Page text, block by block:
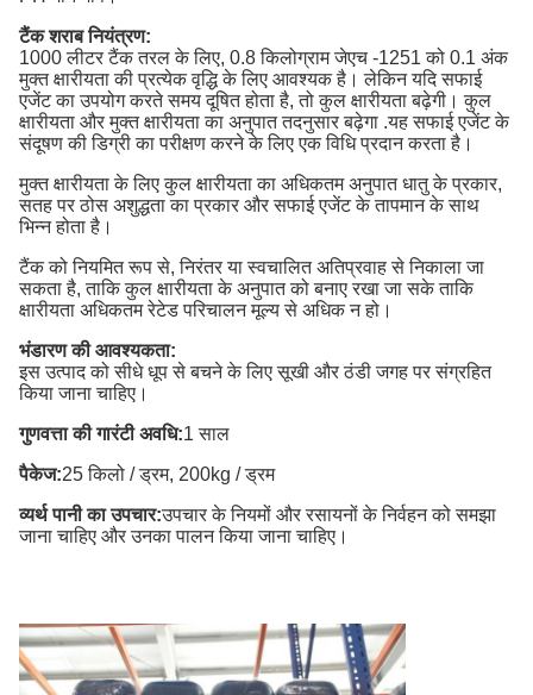
टैंक शराब नियंत्रण:
1000 लीटर टैंक तरल के लिए, 0.8 किलोग्राम जेएच -1251 को 0.1 अंक
मुक्त क्षारीयता की प्रत्येक वृद्धि के लिए आवश्यक है। लेकिन यदि सफाई
एजेंट का उपयोग करते समय दूषित होता है, तो कुल क्षारीयता बढ़ेगी। कुल
क्षारीयता और मुक्त क्षारीयता का अनुपात तदनुसार बढ़ेगा .यह सफाई एजेंट के
संदूषण की डिग्री का परीक्षण करने के लिए एक विधि प्रदान करता है।
मुक्त क्षारीयता के लिए कुल क्षारीयता का अधिकतम अनुपात धातु के प्रकार,
सतह पर ठोस अशुद्धता का प्रकार और सफाई एजेंट के तापमान के साथ
भिन्न होता है।
टैंक को नियमित रूप से, निरंतर या स्वचालित अतिप्रवाह से निकाला जा
सकता है, ताकि कुल क्षारीयता के अनुपात को बनाए रखा जा सके ताकि
क्षारीयता अधिकतम रेटेड परिचालन मूल्य से अधिक न हो।
भंडारण की आवश्यकता:
इस उत्पाद को सीधे धूप से बचने के लिए सूखी और ठंडी जगह पर संग्रहित
किया जाना चाहिए।
गुणवत्ता की गारंटी अवधि:1 साल
पैकेज:25 किलो / ड्रम, 200kg / ड्रम
व्यर्थ पानी का उपचार:उपचार के नियमों और रसायनों के निर्वहन को समझा
जाना चाहिए और उनका पालन किया जाना चाहिए।